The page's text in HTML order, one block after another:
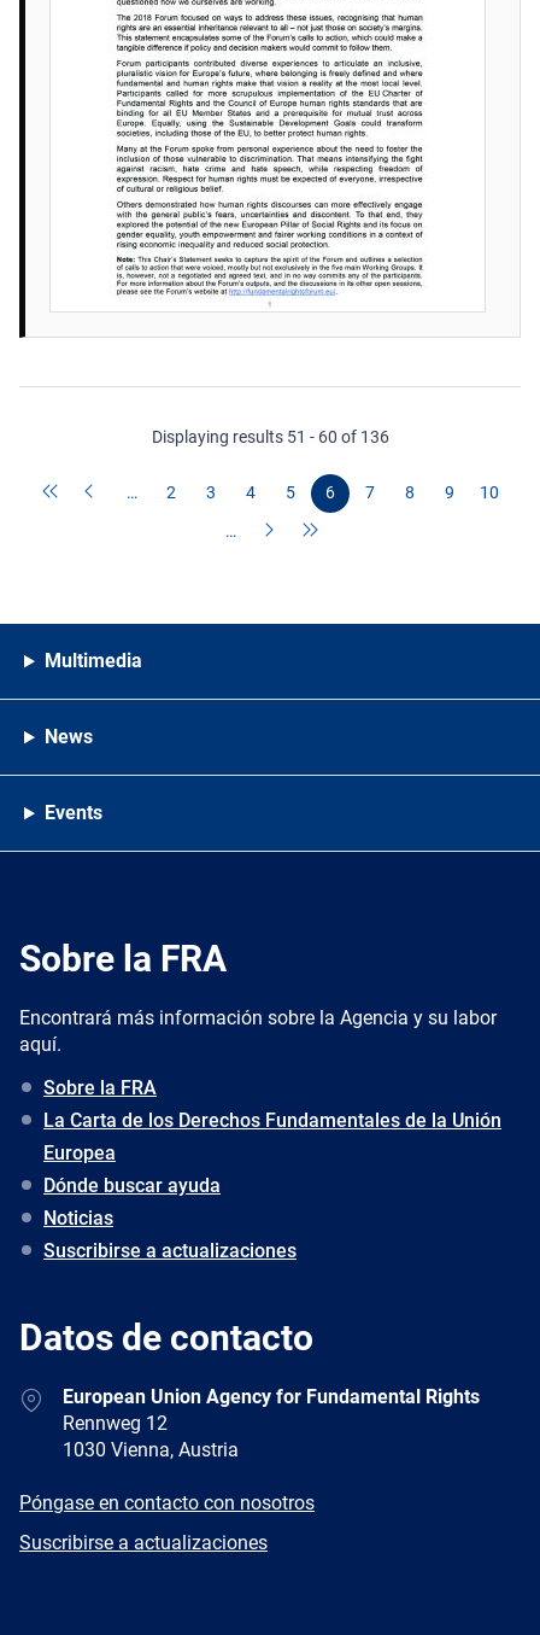
Displaying results 51 - 60 of 136
… 2 3 4 5 6 7 8 9
10
…
Multimedia
News
Events
Sobre la FRA
Encontrará más información sobre la Agencia y su labor
aquí.
Sobre la FRA
La Carta de los Derechos Fundamentales de la Unión
Europea
Dónde buscar ayuda
Noticias
Suscribirse a actualizaciones
Datos de contacto
AddressEuropean Union Agency for Fundamental Rights
Rennweg 12
1030 Vienna, Austria
E-
Póngase en contacto con nosotros
Newsletter
Suscribirse a actualizaciones